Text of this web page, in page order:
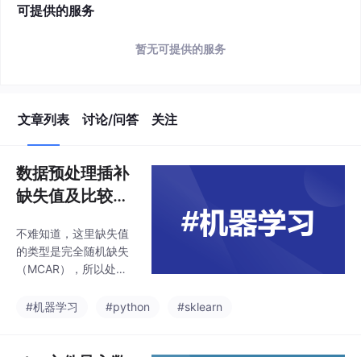
可提供的服务
暂无可提供的服务
文章列表 讨论/问答 关注
数据预处理插补
缺失值及比较不
不难知道，这里缺失值
的类型是完全随机缺失
（MCAR），所以处理
除行、和对缺失值进行
#机器学习 #python #sklearn